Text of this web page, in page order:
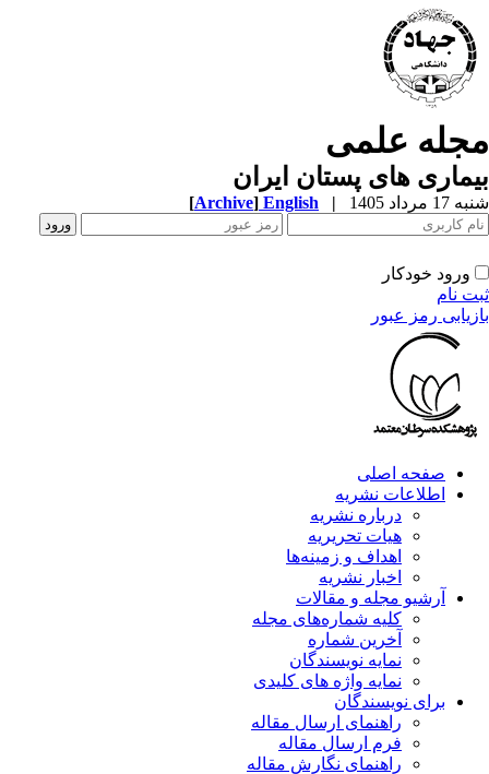
علمی
های پستان ایران
مرداد 1405 |
English
[Archive]
ورود خودکار
نام
رمز عبور
صفحه اصلی
اطلاعات نشریه
درباره نشریه
هیات تحریریه
اهداف و زمینه‌ها
اخبار نشریه
آرشیو مجله و مقالات
کلیه شماره‌های مجله
آخرین شماره
نمایه نویسندگان
نمایه واژه های کلیدی
برای نویسندگان
راهنمای ارسال مقاله
فرم ارسال مقاله
راهنمای نگارش مقاله